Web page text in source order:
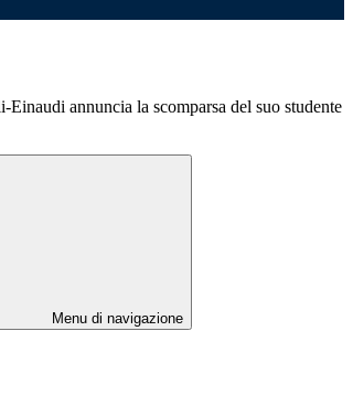
annuncia la scomparsa del suo studente
Menu di navigazione